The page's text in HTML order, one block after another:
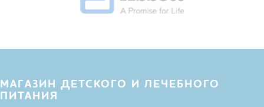
МАГАЗИН ДЕТСКОГО И ЛЕЧЕБНОГО
ПИТАНИЯ